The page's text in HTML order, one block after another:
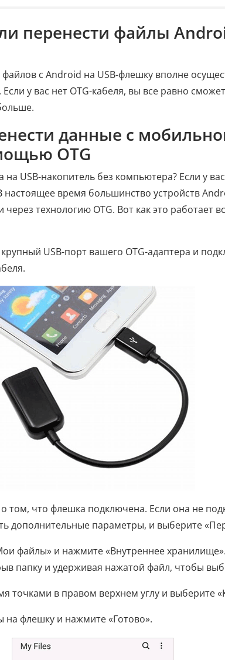
перенести файлы
с Android на USB-флешку вполне
у вас нет OTG-кабеля, вы все равно
данные с
OTG
USB-накопитель без компьютера? Если у вас
настоящее время большинство устройств
технологию OTG. Вот как это работает
USB-порт вашего OTG-адаптера и
том, что флешка подключена. Если она не
дополнительные параметры, и выберите
файлы» и нажмите «Внутреннее
папку и удерживая нажатой файл, чтобы
точками в правом верхнем углу и выберите
на флешку и нажмите «Готово».